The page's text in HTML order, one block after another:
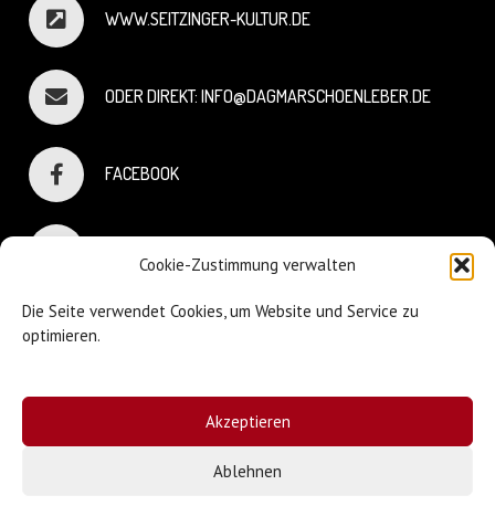
Cookie-Zustimmung verwalten
Die Seite verwendet Cookies, um Website und Service zu
optimieren.
Akzeptieren
Ablehnen
WWW.SEITZINGER-KULTUR.DE
ODER DIREKT: INFO@DAGMARSCHOENLEBER.DE
FACEBOOK
Sniffing Dog